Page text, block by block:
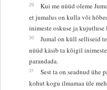
29
Kui me nüüd oleme
et jumalus on kulla või
inimeste oskuse ja kujutluse
30
Jumal on küll selliseid
nüüd käsib ta kõigil
parandada.
31
Sest ta on seadnud ühe
kohut kogu ilmamaa üle